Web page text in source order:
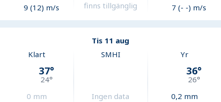
9 (12) m/s
finns tillgänglig
7 (- -) m/s
Tis 11 aug
Klart
37°
24°
0 mm
SMHI
Ingen data
Yr
36°
26°
0,2 mm